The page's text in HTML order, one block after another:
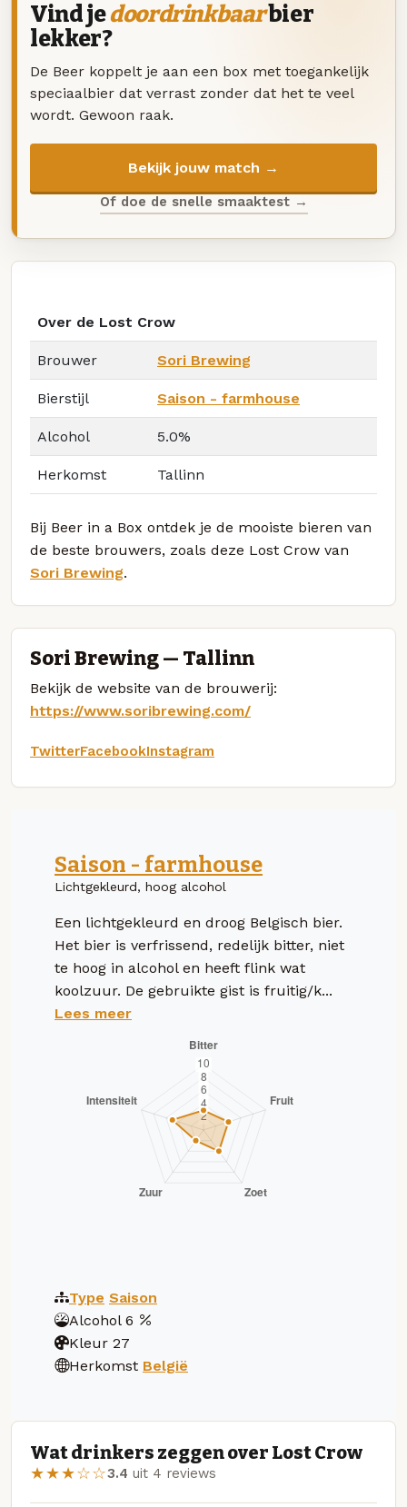
Vind jedoordrinkbaarbier
lekker?
De Beer koppelt je aan een box met toegankelijk
speciaalbier dat verrast zonder dat het te veel
wordt. Gewoon raak.
Bekijk jouw match →
Of doe de snelle smaaktest →
Over de Lost Crow
Brouwer Sori Brewing
Bierstijl Saison - farmhouse
Alcohol 5.0%
Herkomst Tallinn
Bij Beer in a Box ontdek je de mooiste bieren van
de beste brouwers, zoals deze Lost Crow van
Sori Brewing.
Sori Brewing — Tallinn
Bekijk de website van de brouwerij:
https://www.soribrewing.com/
TwitterFacebookInstagram
Saison - farmhouse
Lichtgekleurd, hoog alcohol
Een lichtgekleurd en droog Belgisch bier.
Het bier is verfrissend, redelijk bitter, niet
te hoog in alcohol en heeft flink wat
koolzuur. De gebruikte gist is fruitig/k...
Lees meer
Type Saison
Alcohol 6
Kleur 27
Herkomst België
Wat drinkers zeggen over Lost Crow
★★★☆☆3.4 uit 4 reviews